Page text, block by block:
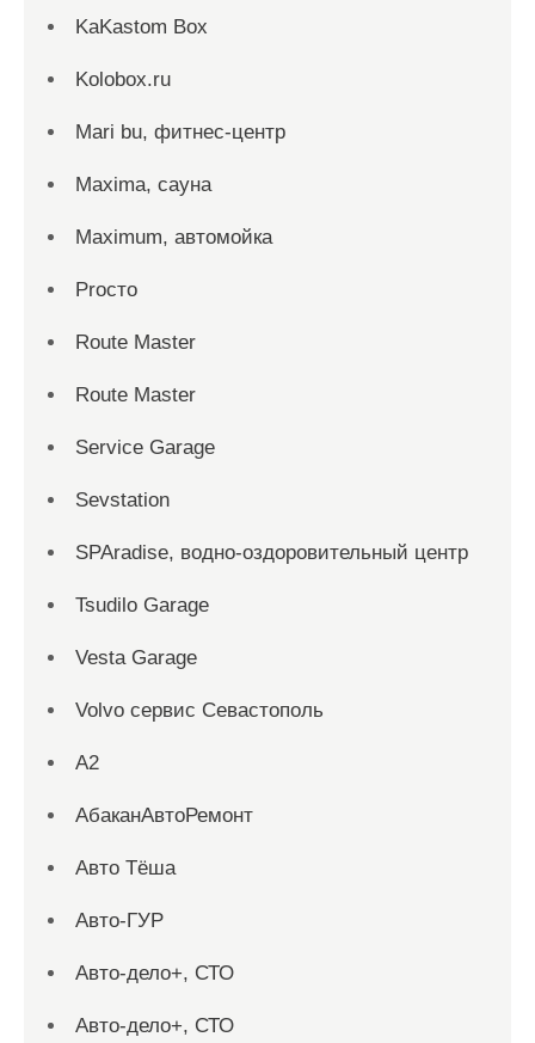
KaKastom Box
Kolobox.ru
Mari bu, фитнес-центр
Maxima, сауна
Maximum, автомойка
Proсто
Route Master
Route Master
Service Garage
Sevstation
SPAradise, водно-оздоровительный центр
Tsudilo Garage
Vesta Garage
Volvo сервис Севастополь
А2
АбаканАвтоРемонт
Авто Тёша
Авто-ГУР
Авто-дело+, СТО
Авто-дело+, СТО